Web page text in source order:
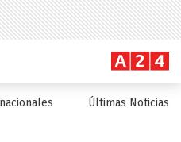
Últimas Noticias